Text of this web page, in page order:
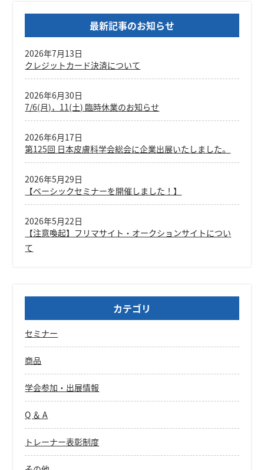
最新記事のお知らせ
クレジットカード決済について
2026年7月13日
7/6(月)，11(土) 臨時休業のお知らせ
2026年6月30日
第125回 日本皮膚科学会総会に企業出展いたしました。
2026年6月17日
【ベーシックセミナーを開催しました！】
2026年5月29日
【注意喚起】フリマサイト・オークションサイトについ
て
2026年5月22日
カテゴリ
セミナー
商品
学会参加・出展情報
Q ＆ A
トレーナー表彰制度